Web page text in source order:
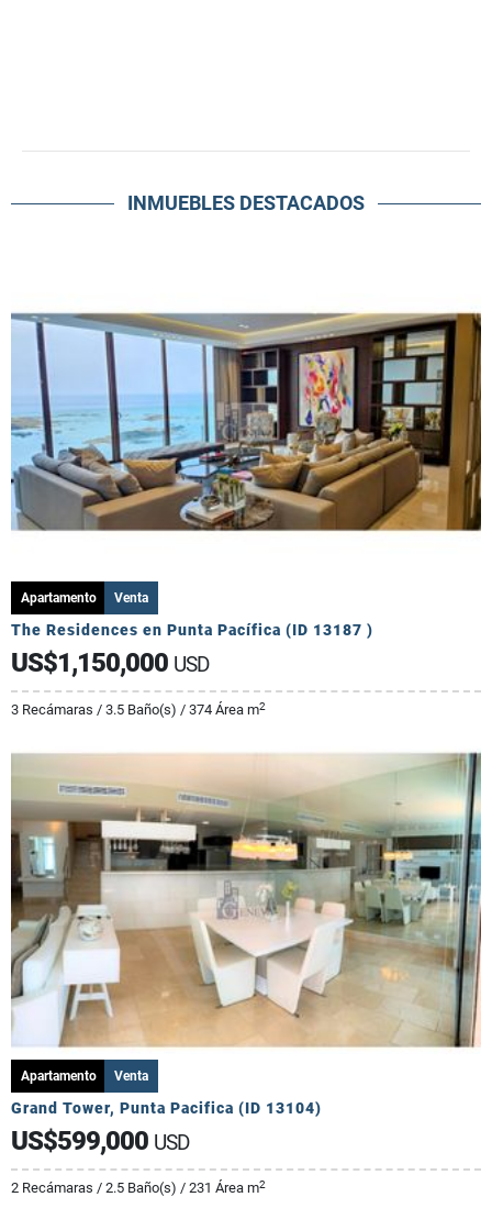
INMUEBLES DESTACADOS
Apartamento Venta
The Residences en Punta Pacífica (ID 13187 )
US$1,150,000 USD
3 Recámaras / 3.5 Baño(s) / 374 Área m2
Apartamento Venta
Grand Tower, Punta Pacifica (ID 13104)
US$599,000 USD
2 Recámaras / 2.5 Baño(s) / 231 Área m2